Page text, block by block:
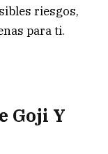
riesgos,
para ti.
Goji Y